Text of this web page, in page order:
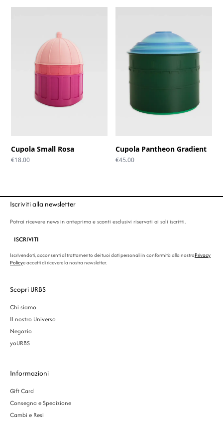
Cupola Small Rosa
€18.00
Cupola Pantheon Gradient
€45.00
Iscriviti alla newsletter
Potrai ricevere news in anteprima e sconti esclusivi riservati ai soli iscritti.
ISCRIVITI
Iscrivendoti, acconsenti al trattamento dei tuoi dati personali in conformità alla nostraPrivacy
Policye accetti di ricevere la nostra newsletter.
Scopri URBS
Chi siamo
Il nostro Universo
Negozio
yoURBS
Informazioni
Gift Card
Consegna e Spedizione
Cambi e Resi